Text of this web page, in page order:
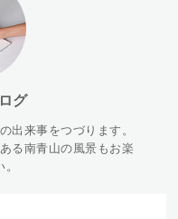
グ
出来事をつづります。
る南青山の風景もお楽